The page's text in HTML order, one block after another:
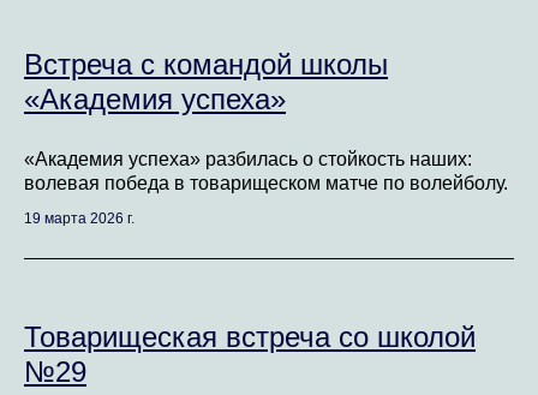
Встреча с командой школы
«Академия успеха»
«Академия успеха» разбилась о стойкость наших:
волевая победа в товарищеском матче по волейболу.
19 марта 2026 г.
Товарищеская встреча со школой
№29